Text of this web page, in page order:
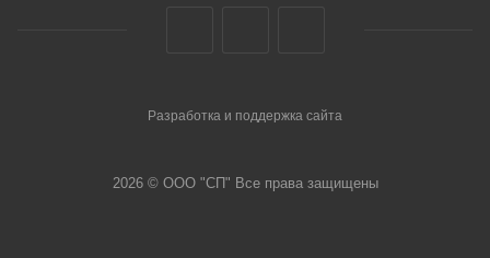
Разработка и поддержка сайта
2026 © ООО "СП" Все права защищены